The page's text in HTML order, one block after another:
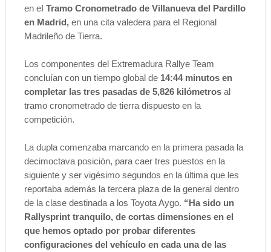
en eI Tramo Cronometrado de Villanueva del Pardillo
en Madrid, en una cita valedera para el Regional
Madrileño de Tierra.
Los componentes del Extremadura Rallye Team
concluían con un tiempo global de 14:44 minutos en
completar las tres pasadas de 5,826 kilómetrosal
tramo cronometrado de tierra dispuesto en la
competición.
La dupla comenzaba marcando en la primera pasada la
decimoctava posición, para caer tres puestos en la
siguiente y ser vigésimo segundos en la última que les
reportaba además la tercera plaza de la general dentro
de la clase destinada a los Toyota Aygo. “Ha sido un
Rallysprint tranquilo, de cortas dimensiones en el
que hemos optado por probar diferentes
configuraciones del vehículo en cada una de las